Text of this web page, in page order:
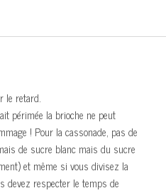
le retard.
périmée la brioche ne peut
! Pour la cassonade, pas de
de sucre blanc mais du sucre
et même si vous divisez la
devez respecter le temps de